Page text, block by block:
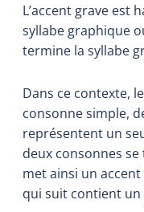
L’accent grave est
syllabe graphique
termine la syllabe
Dans ce contexte, le
consonne simple,
représentent un
deux consonnes
met ainsi un
qui suit contient un